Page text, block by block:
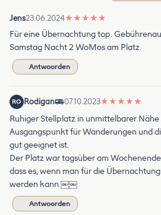
Jens23.06.2024★ ★ ★ ★ ★
Für eine Übernachtung top.
Samstag Nacht 2 WoMos am Platz.
Antwoorden
RO Rodigan 07.10.2023★ ★ ★ ★ ★
Ruhiger Stellplatz in unmittelbarer
Ausgangspunkt für Wanderungen und
gut geeignet ist.
Der Platz war tagsüber am
dass es, wenn man für die
werden kann ￼￼
Antwoorden